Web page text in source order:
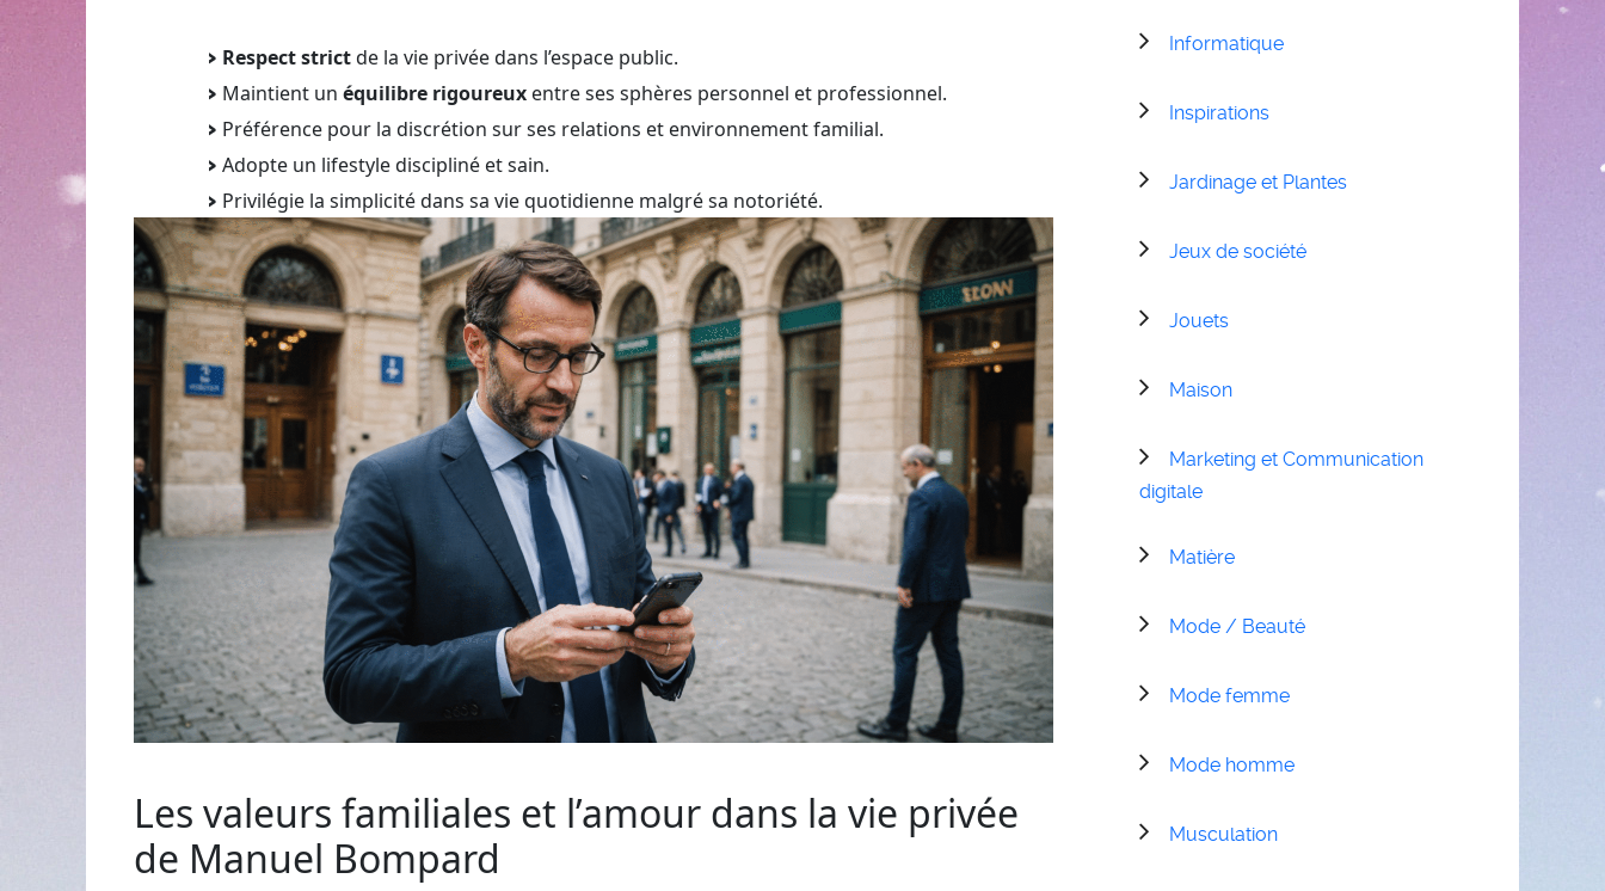
Respect strictde la vie privée dans l’espace public.
Maintient un équilibre rigoureux entre ses sphères personnel et professionnel.
Préférence pour la discrétion sur ses relations et environnement familial.
Adopte un lifestyle discipliné et sain.
Privilégie la simplicité dans sa vie quotidienne malgré sa notoriété.
Les valeurs familiales et l’amour dans la vie privée
de Manuel Bompard
Informatique
Inspirations
Jardinage et Plantes
Jeux de société
Jouets
Maison
Marketing et Communication
digitale
Matière
Mode / Beauté
Mode femme
Mode homme
Musculation